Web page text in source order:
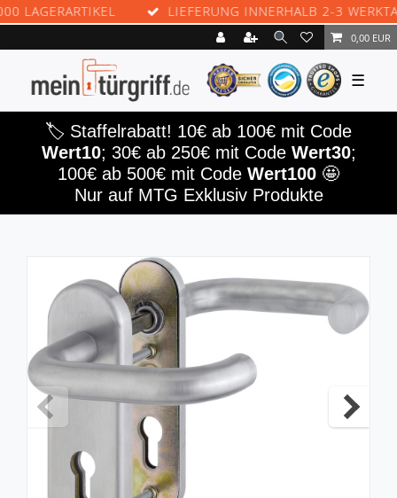
LIEFERUNG INNERHALB 2-3 WERKTAGEN
0,00 EUR
☰
🏷️ Staffelrabatt! 10€ ab 100€ mit Code
Wert10; 30€ ab 250€ mit Code Wert30;
100€ ab 500€ mit Code Wert100 🤩
Nur auf MTG Exklusiv Produkte